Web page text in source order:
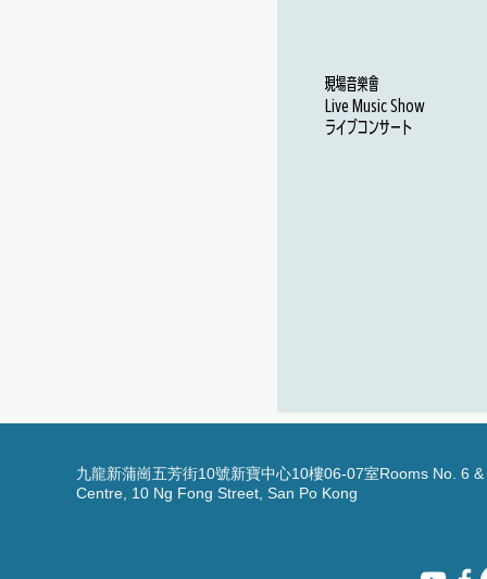
現場音樂會
Live Music Show
ライブコンサート
九龍新蒲崗五芳街10號新寶中心10樓06-07室Rooms No. 6
Centre, 10 Ng Fong Street, San Po Kong